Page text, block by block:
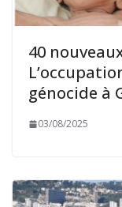
40
génocide à
03/08/2025